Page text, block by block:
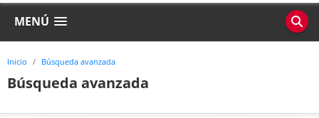
MENÚ
Inicio Búsqueda avanzada
Búsqueda avanzada